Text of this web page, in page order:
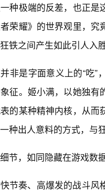
种极端的反差，也正
荣耀》的世界观里，
铁之间产生如此引人入
非是字面意义上的“吃
征。姬小满，以她独
的某种精神内核，从
种出人意料的方式，与
节，如同隐藏在游戏数
节奏、高爆发的战斗